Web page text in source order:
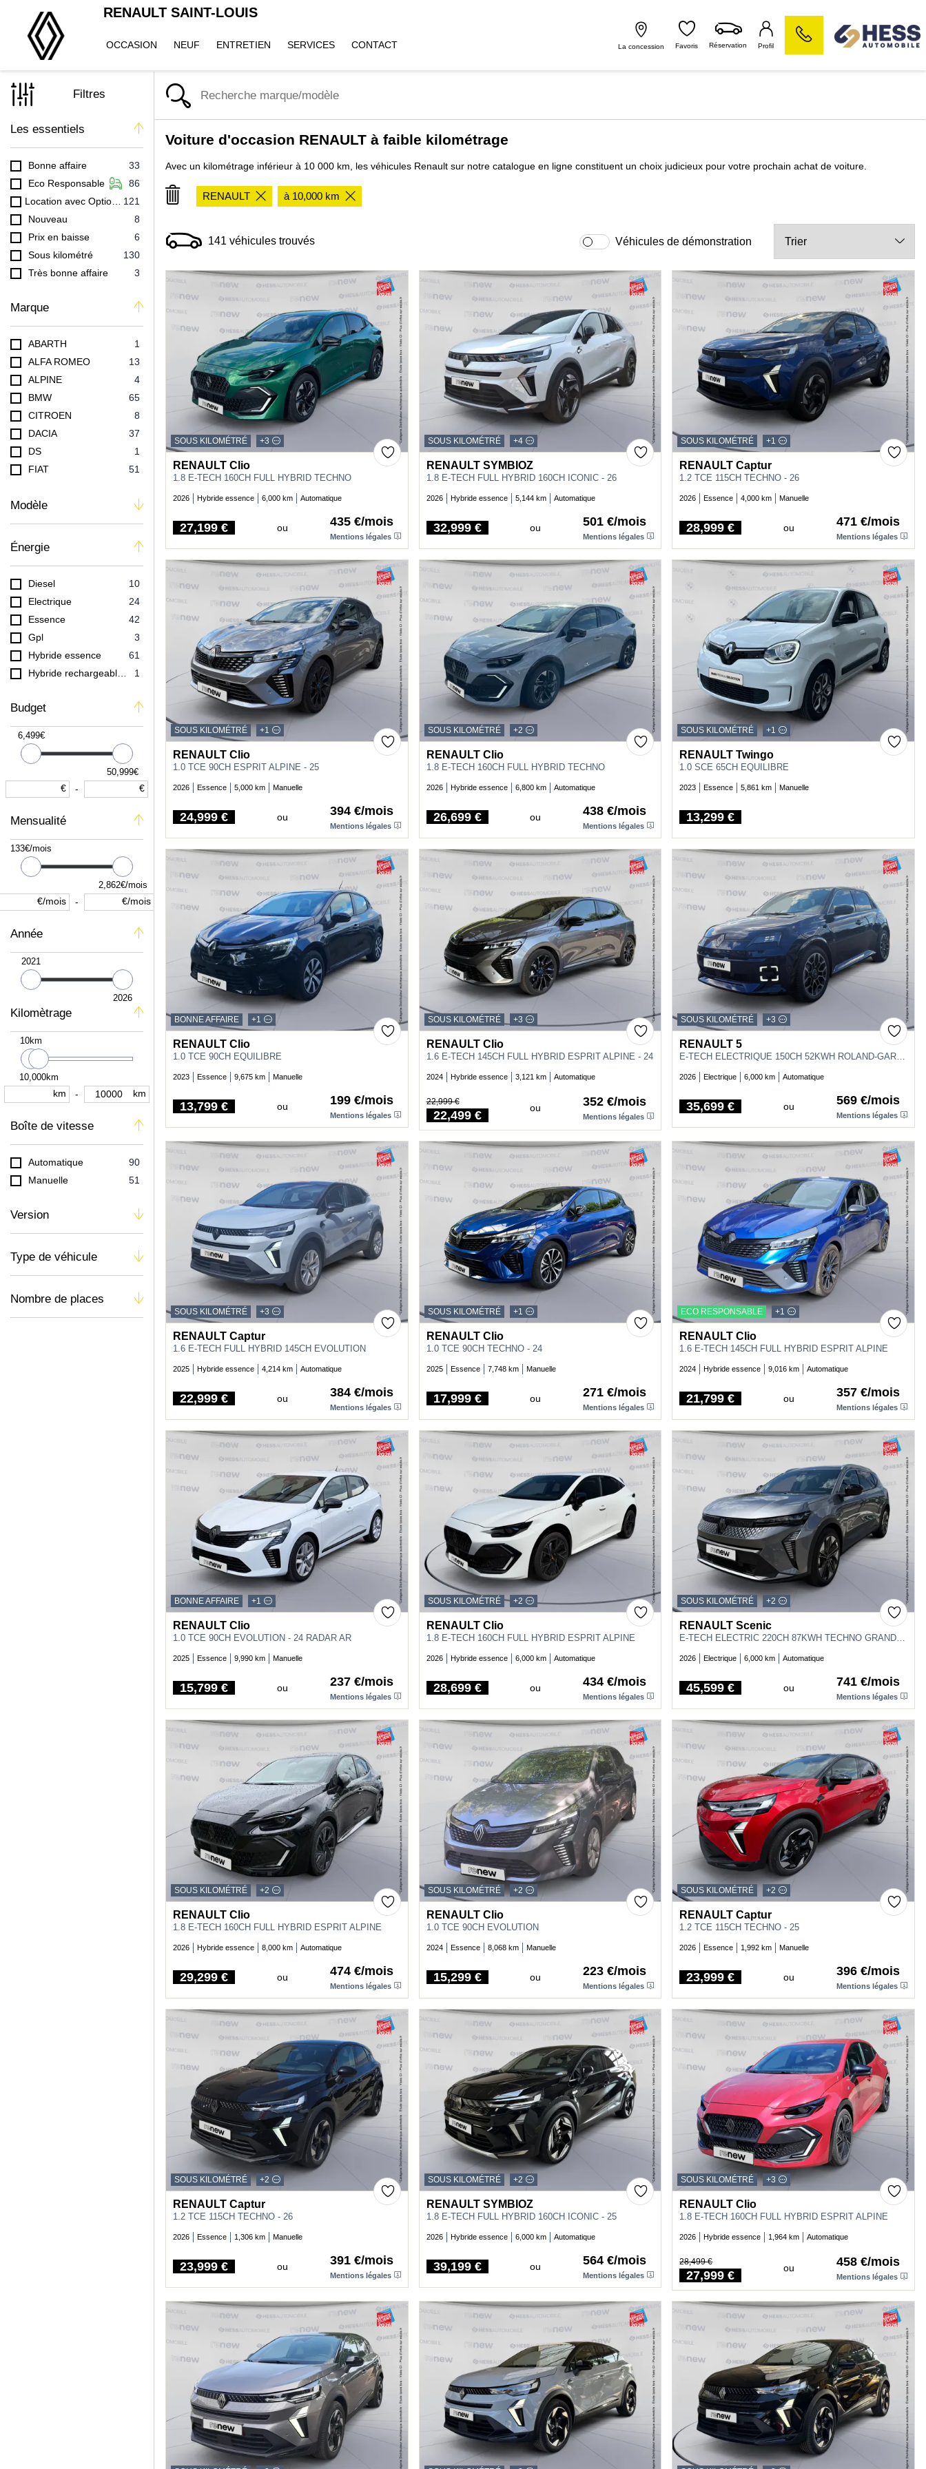
RENAULT SAINT-LOUIS
OCCASION NEUF ENTRETIEN SERVICES CONTACT La concession Favoris Réservation Profil
Filtres
Les essentiels
Bonne affaire
33
Eco Responsable
86
Location avec Option Achat (LOA)
121
Nouveau
8
Prix en baisse
6
Sous kilométré
130
Très bonne affaire
3
Marque
ABARTH
1
ALFA ROMEO
13
ALPINE
4
BMW
65
CITROEN
8
DACIA
37
DS
1
FIAT
51
JAGUAR
1
JEEP
44
LAND-ROVER
9
TOYOTA
115
VOLVO
Modèle
Énergie
Diesel
10
Electrique
24
Essence
42
Gpl
3
Hybride essence
61
1
Budget
6,499€
50,999€
€ - €
Mensualité
133€/mois
2,862€/mois
€/mois - €/mois
Année
2021
2026
Kilomètrage
10km
10,000km
km - km
Boîte de vitesse
Automatique
90
Manuelle
51
Version
Type de véhicule
Nombre de places
Voiture d'occasion RENAULT à faible kilométrage
Avec un kilométrage inférieur à 10 000 km, les véhicules Renault sur notre catalogue en ligne constituent un choix judicieux pour votre prochain achat de voiture.
RENAULT à 10,000 km
141 véhicules trouvés Véhicules de démonstration
SOUS KILOMÉTRÉ +3
RENAULT Clio
1.8 E-TECH 160CH FULL HYBRID TECHNO
2026 Hybride essence 6,000 km Automatique
Price
27,199 € ou 435 €/mois
Mentions légales
SOUS KILOMÉTRÉ +4
RENAULT SYMBIOZ
1.8 E-TECH FULL HYBRID 160CH ICONIC - 26
2026 Hybride essence 5,144 km Automatique
Price
32,999 € ou 501 €/mois
Mentions légales
SOUS KILOMÉTRÉ +1
RENAULT Captur
1.2 TCE 115CH TECHNO - 26
2026 Essence 4,000 km Manuelle
Price
28,999 € ou 471 €/mois
Mentions légales
SOUS KILOMÉTRÉ +1
RENAULT Clio
1.0 TCE 90CH ESPRIT ALPINE - 25
2026 Essence 5,000 km Manuelle
Price
24,999 € ou 394 €/mois
Mentions légales
SOUS KILOMÉTRÉ +2
RENAULT Clio
1.8 E-TECH 160CH FULL HYBRID TECHNO
2026 Hybride essence 6,800 km Automatique
Price
26,699 € ou 438 €/mois
Mentions légales
SOUS KILOMÉTRÉ +1
RENAULT Twingo
1.0 SCE 65CH EQUILIBRE
2023 Essence 5,861 km Manuelle
Price
13,299 €
BONNE AFFAIRE +1
RENAULT Clio
1.0 TCE 90CH EQUILIBRE
2023 Essence 9,675 km Manuelle
Price
13,799 € ou 199 €/mois
Mentions légales
SOUS KILOMÉTRÉ +3
RENAULT Clio
1.6 E-TECH 145CH FULL HYBRID ESPRIT ALPINE - 24
2024 Hybride essence 3,121 km Automatique
Price
22,999 €
22,499 €
ou 352 €/mois
Mentions légales
SOUS KILOMÉTRÉ +3
RENAULT 5
2026 Electrique 6,000 km Automatique
Price
35,699 € ou 569 €/mois
Mentions légales
SOUS KILOMÉTRÉ +3
RENAULT Captur
1.6 E-TECH FULL HYBRID 145CH EVOLUTION
2025 Hybride essence 4,214 km Automatique
Price
22,999 € ou 384 €/mois
Mentions légales
SOUS KILOMÉTRÉ +1
RENAULT Clio
1.0 TCE 90CH TECHNO - 24
2025 Essence 7,748 km Manuelle
Price
17,999 € ou 271 €/mois
Mentions légales
ECO RESPONSABLE +1
RENAULT Clio
1.6 E-TECH 145CH FULL HYBRID ESPRIT ALPINE
2024 Hybride essence 9,016 km Automatique
Price
21,799 € ou 357 €/mois
Mentions légales
BONNE AFFAIRE +1
RENAULT Clio
1.0 TCE 90CH EVOLUTION - 24 RADAR AR
2025 Essence 9,990 km Manuelle
Price
15,799 € ou 237 €/mois
Mentions légales
SOUS KILOMÉTRÉ +2
RENAULT Clio
1.8 E-TECH 160CH FULL HYBRID ESPRIT ALPINE
2026 Hybride essence 6,000 km Automatique
Price
28,699 € ou 434 €/mois
Mentions légales
SOUS KILOMÉTRÉ +2
RENAULT Scenic
2026 Electrique 6,000 km Automatique
Price
45,599 € ou 741 €/mois
Mentions légales
SOUS KILOMÉTRÉ +2
RENAULT Clio
1.8 E-TECH 160CH FULL HYBRID ESPRIT ALPINE
2026 Hybride essence 8,000 km Automatique
Price
29,299 € ou 474 €/mois
Mentions légales
SOUS KILOMÉTRÉ +2
RENAULT Clio
1.0 TCE 90CH EVOLUTION
2024 Essence 8,068 km Manuelle
Price
15,299 € ou 223 €/mois
Mentions légales
SOUS KILOMÉTRÉ +2
RENAULT Captur
1.2 TCE 115CH TECHNO - 25
2026 Essence 1,992 km Manuelle
Price
23,999 € ou 396 €/mois
Mentions légales
SOUS KILOMÉTRÉ +2
RENAULT Captur
1.2 TCE 115CH TECHNO - 26
2026 Essence 1,306 km Manuelle
Price
23,999 € ou 391 €/mois
Mentions légales
SOUS KILOMÉTRÉ +2
RENAULT SYMBIOZ
1.8 E-TECH FULL HYBRID 160CH ICONIC - 25
2026 Hybride essence 6,000 km Automatique
Price
39,199 € ou 564 €/mois
Mentions légales
SOUS KILOMÉTRÉ +3
RENAULT Clio
1.8 E-TECH 160CH FULL HYBRID ESPRIT ALPINE
2026 Hybride essence 1,964 km Automatique
Price
28,499 €
27,999 €
ou 458 €/mois
Mentions légales